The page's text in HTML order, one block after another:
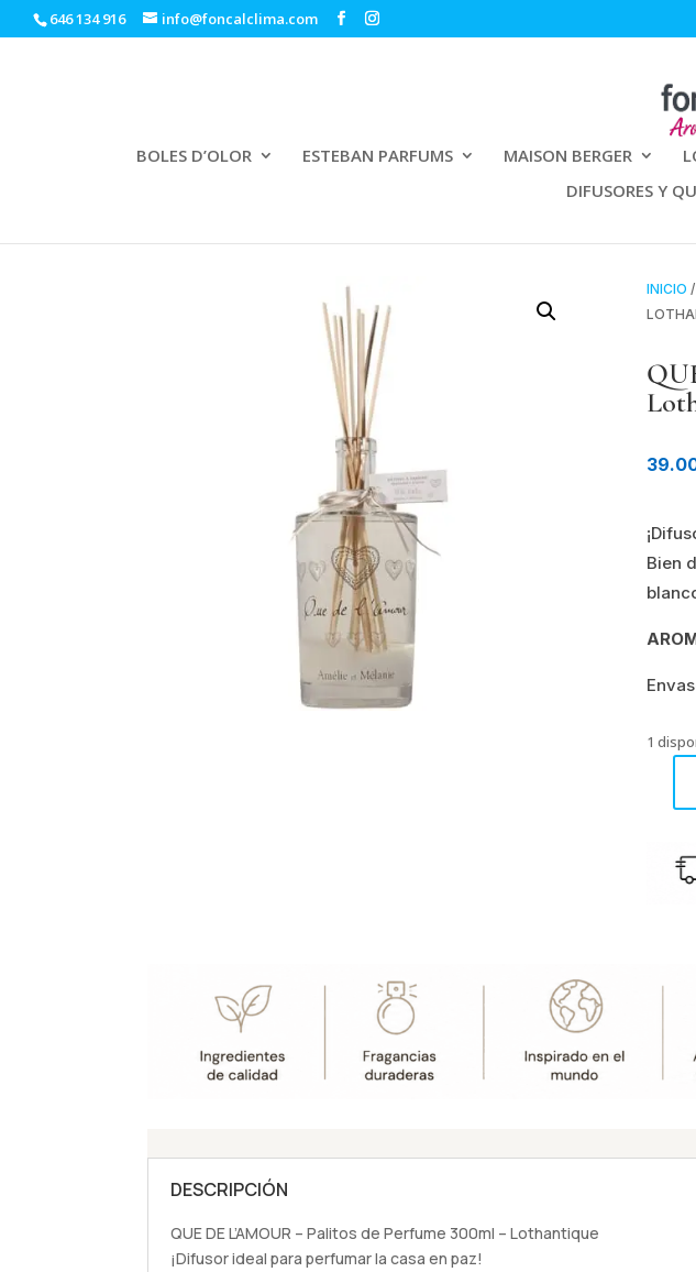
646 134 916 info@foncalclima.com
BOLES D’OLOR ESTEBAN PARFUMS MAISON BERGER
DIFUSORES Y
INICIO
Bien
1
DESCRIPCIÓN
QUE DE L’AMOUR – Palitos de Perfume 300ml – Lothantique
¡Difusor ideal para perfumar la casa en paz!